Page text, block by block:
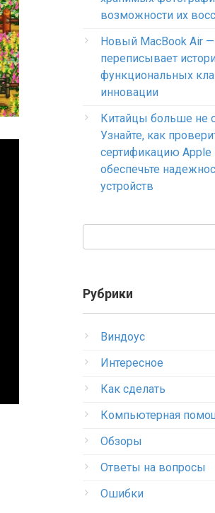
возможности их
Новый MacBook Air
переписывает
функциональных
инновации
Китайцы больше не
Узнайте, как
сертификацию Apple
обеспечьте
устройств
Рубрики
Виндоус
Интересное
Как сделать
Компьютерная
Обзоры
Ответы на вопросы
Ошибки